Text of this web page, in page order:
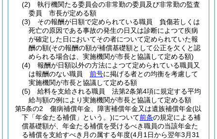
(2)
執行機関たる委員会の非常勤の委員及び非常勤の監査
委員 市長が定める額
(3)
その報酬が日額で定められている職員 負傷若しくは
死亡の原因である事故の発生の日又は診断によつて疾病
が確定した日においてその者について定められていた報
酬の額(その報酬の額が補償基礎額として公正を欠くと認
められる場合は、実施機関が市長と協議して定める額)
(4)
報酬が日額以外の方法によつて定められている職員又
は報酬のない職員 前号に掲げる者との均衡を考慮して
実施機関が市長と協議して定める額
(5)
給料を支給される職員 法第2条第4項に規定する平均
給与額の例により実施機関が市長と協議して定める額
第5条の2
傷病補償年金、障害補償年金又は遺族補償年金(以
下「年金たる補償」という。)について前条の規定による補
償基礎額が、年金たる補償を受けるべき職員の当該年金た
る補償を支給すべき月の属する年度(4月1日から翌年3月31